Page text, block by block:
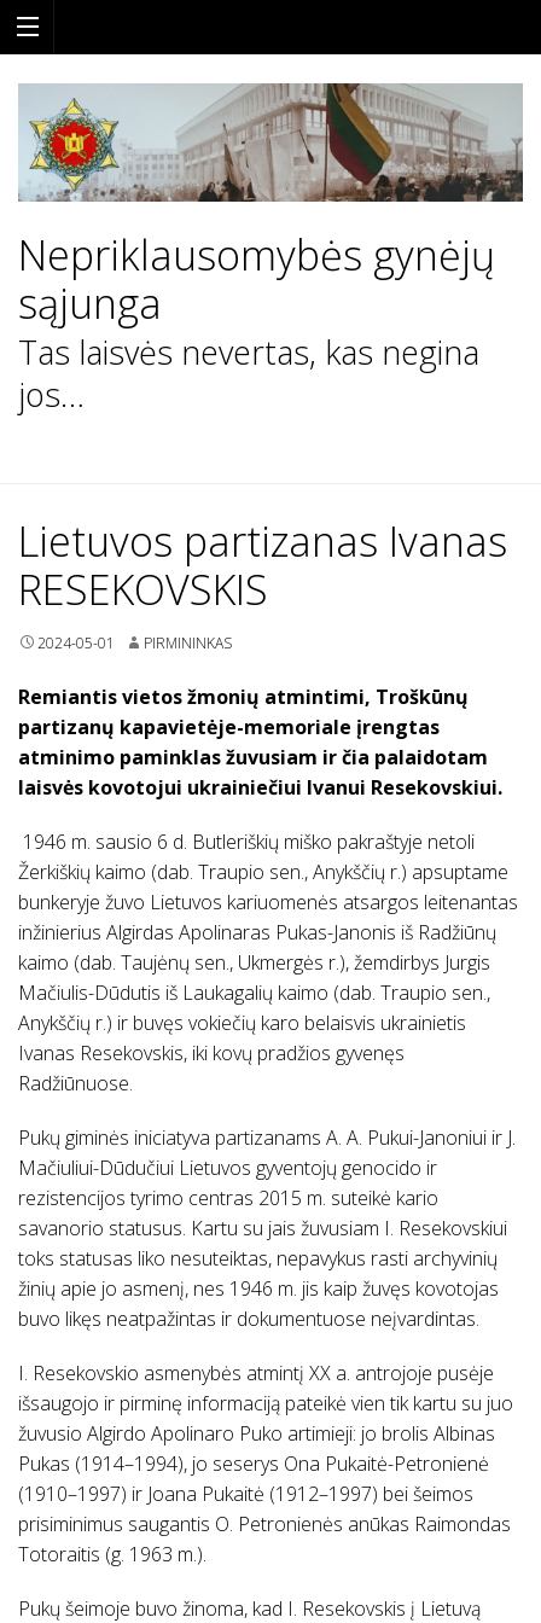
Nepriklausomybės gynėjų
sąjunga
Tas laisvės nevertas, kas negina
jos…
content
Lietuvos partizanas Ivanas
RESEKOVSKIS
2024-05-01 PIRMININKAS
Remiantis vietos žmonių atmintimi, Troškūnų
partizanų kapavietėje-memoriale įrengtas
atminimo paminklas žuvusiam ir čia palaidotam
laisvės kovotojui ukrainiečiui Ivanui Resekovskiui.
1946 m. sausio 6 d. Butleriškių miško pakraštyje netoli
Žerkiškių kaimo (dab. Traupio sen., Anykščių r.) apsuptame
bunkeryje žuvo Lietuvos kariuomenės atsargos leitenantas
inžinierius Algirdas Apolinaras Pukas-Janonis iš Radžiūnų
kaimo (dab. Taujėnų sen., Ukmergės r.), žemdirbys Jurgis
Mačiulis-Dūdutis iš Laukagalių kaimo (dab. Traupio sen.,
Anykščių r.) ir buvęs vokiečių karo belaisvis ukrainietis
Ivanas Resekovskis, iki kovų pradžios gyvenęs
Radžiūnuose.
Pukų giminės iniciatyva partizanams A. A. Pukui-Janoniui ir J.
Mačiuliui-Dūdučiui Lietuvos gyventojų genocido ir
rezistencijos tyrimo centras 2015 m. suteikė kario
savanorio statusus. Kartu su jais žuvusiam I. Resekovskiui
toks statusas liko nesuteiktas, nepavykus rasti archyvinių
žinių apie jo asmenį, nes 1946 m. jis kaip žuvęs kovotojas
buvo likęs neatpažintas ir dokumentuose neįvardintas.
I. Resekovskio asmenybės atmintį XX a. antrojoje pusėje
išsaugojo ir pirminę informaciją pateikė vien tik kartu su juo
žuvusio Algirdo Apolinaro Puko artimieji: jo brolis Albinas
Pukas (1914–1994), jo seserys Ona Pukaitė-Petronienė
(1910–1997) ir Joana Pukaitė (1912–1997) bei šeimos
prisiminimus saugantis O. Petronienės anūkas Raimondas
Totoraitis (g. 1963 m.).
Pukų šeimoje buvo žinoma, kad I. Resekovskis į Lietuvą